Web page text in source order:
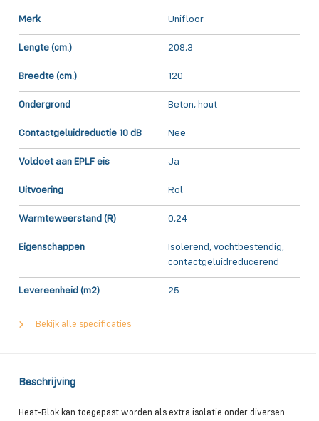
Merk Unifloor
Lengte (cm.) 208,3
Breedte (cm.) 120
Ondergrond Beton, hout
Contactgeluidreductie 10 dB Nee
Voldoet aan EPLF eis Ja
Uitvoering Rol
Warmteweerstand (R) 0,24
Eigenschappen
Isolerend, vochtbestendig,
contactgeluidreducerend
Levereenheid (m2) 25
Bekijk alle specificaties
Beschrijving
Heat-Blok kan toegepast worden als extra isolatie onder diversen